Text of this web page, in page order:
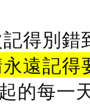
得別錯
遠記得
的每一